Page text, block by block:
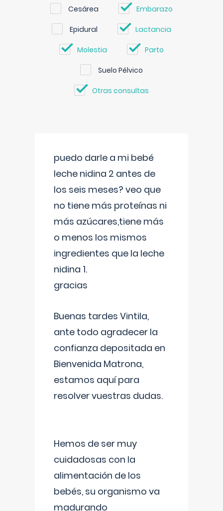
Cesárea Embarazo
Epidural Lactancia
Molestia Parto
Suelo Pélvico
Otras consultas
puedo darle a mi bebé
leche nidina 2 antes de
los seis meses? veo que
no tiene más proteínas ni
más azúcares,tiene más
o menos los mismos
ingredientes que la leche
nidina 1.
gracias
Buenas tardes Vintila,
ante todo agradecer la
confianza depositada en
Bienvenida Matrona,
estamos aquí para
resolver vuestras dudas.
Hemos de ser muy
cuidadosas con la
alimentación de los
bebés, su organismo va
madurando